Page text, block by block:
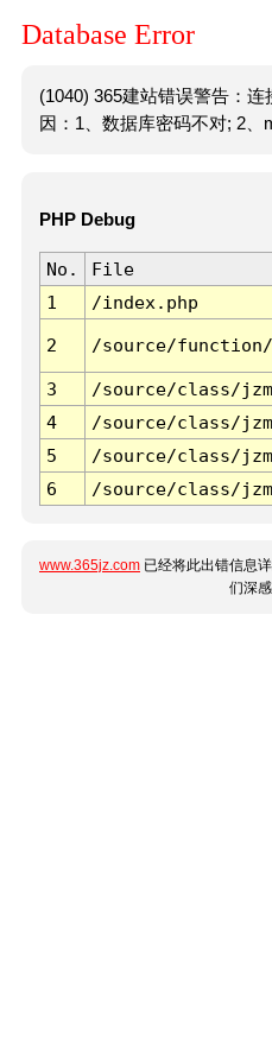
Database Error
(1040) 365建站错误警告：
因：1、数据库密码不对; 2、
PHP Debug
No. File
1
/index.php
2 /source/
3 /source/class/
4
/source/class/
5
/source/class/
6
/source/class/
www.365jz.com 已经将此出错信息
们深